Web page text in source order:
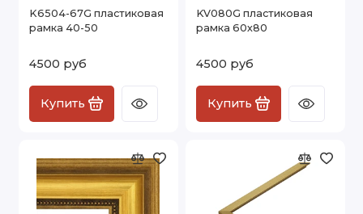
K6504-67G пластиковая
рамка 40-50
4500 руб
Купить
KV080G пластиковая
рамка 60х80
4500 руб
Купить